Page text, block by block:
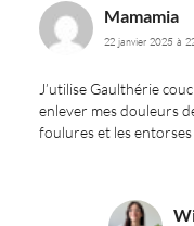
Mamamia
22 janvier 2025 à
J’utilise Gaulthérie
enlever mes douleurs
foulures et les entorses